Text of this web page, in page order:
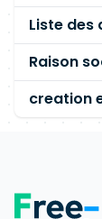
Liste
Raison
creation